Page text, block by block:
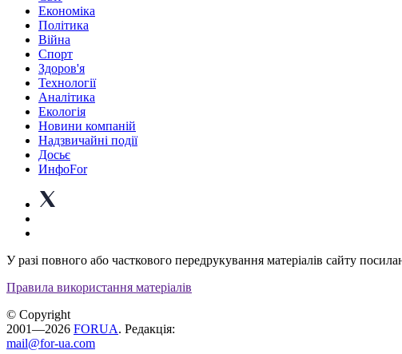
Економіка
Політика
Війна
Спорт
Здоров'я
Технології
Аналітика
Екологія
Новини компаній
Надзвичайні події
Досьє
ИнфоFor
У разі повного або часткового передрукування матеріалів сайту
Правила використання матеріалів
© Copyright
2001—2026 FORUA. Редакція:
mail@for-ua.com